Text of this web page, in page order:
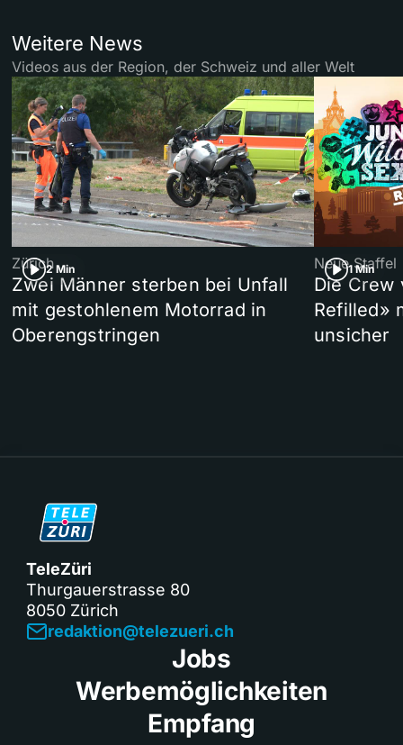
Weitere News
Videos aus der Region, der Schweiz und aller Welt
2 Min
Zürich
Zwei Männer sterben bei Unfall
mit gestohlenem Motorrad in
Oberengstringen
1 Min
Neue Staffel
Die Crew
Refilled»
unsicher
TeleZüri
Thurgauerstrasse 80
8050 Zürich
redaktion@telezueri.ch
Jobs
Werbemöglichkeiten
Empfang